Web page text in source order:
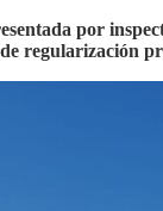
por
regularización